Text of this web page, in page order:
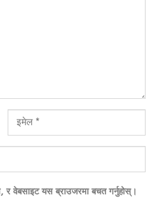
र वेबसाइट यस ब्राउजरमा बचत गर्नुहोस्।